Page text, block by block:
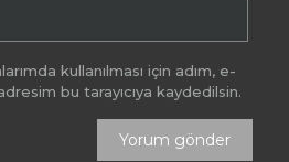
kullanılması için adım, e-
bu tarayıcıya kaydedilsin.